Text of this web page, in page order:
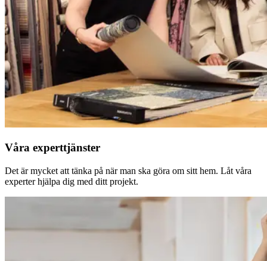
Våra experttjänster
Det är mycket att tänka på när man ska göra om sitt hem. Låt våra
experter hjälpa dig med ditt projekt.